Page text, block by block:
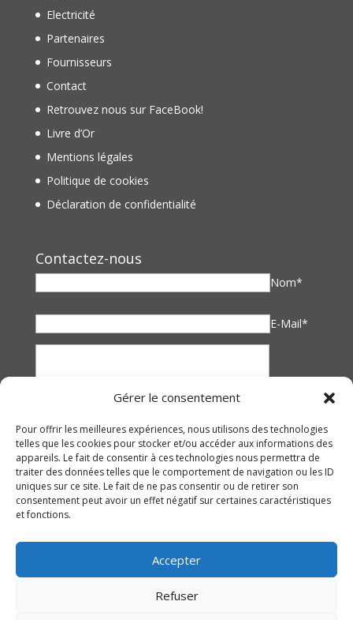
Gérer le consentement
Pour offrir les meilleures expériences, nous utilisons des technologies
telles que les cookies pour stocker et/ou accéder aux informations des
appareils. Le fait de consentir à ces technologies nous permettra de
traiter des données telles que le comportement de navigation ou les ID
uniques sur ce site. Le fait de ne pas consentir ou de retirer son
consentement peut avoir un effet négatif sur certaines caractéristiques
et fonctions.
Accepter
Refuser
Electricité
Partenaires
Fournisseurs
Contact
Retrouvez nous sur FaceBook!
Livre d’Or
Mentions légales
Politique de cookies
Déclaration de confidentialité
Contactez-nous
Nom*
E-Mail*